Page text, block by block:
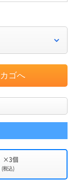
カゴへ
×3個
(税込)